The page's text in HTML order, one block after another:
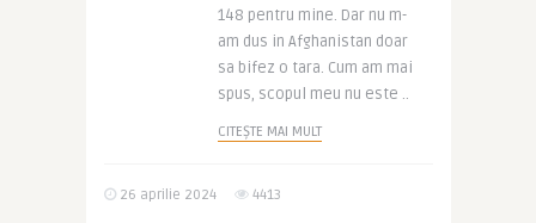
148 pentru mine. Dar nu m-
am dus in Afghanistan doar
sa bifez o tara. Cum am mai
spus, scopul meu nu este ..
CITEȘTE MAI MULT
26 aprilie 2024 4413